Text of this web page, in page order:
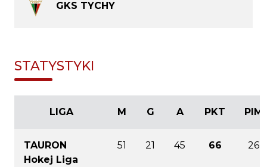
GKS TYCHY
STATYSTYKI
LIGA M G A PKT PIM
TAURON
Hokej Liga
51 21 45 66 26